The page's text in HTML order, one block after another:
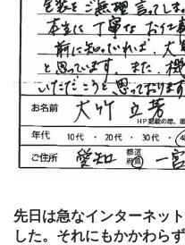
先日は急なインターネッ
した。それにもかかわら